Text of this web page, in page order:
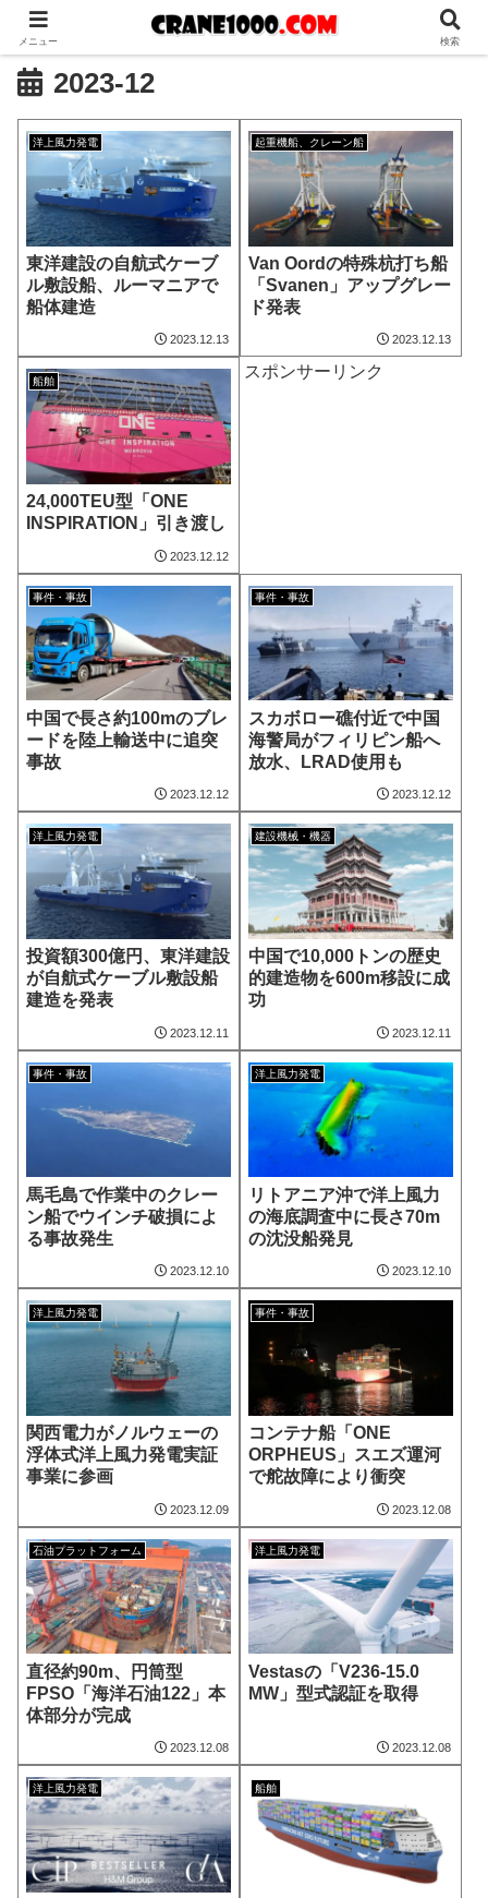
2023-12
洋上風力発電
東洋建設の自航式ケーブ
ル敷設船、ルーマニアで
船体建造
2023.12.13
起重機船、クレーン船
Van Oordの特殊杭打ち船
「Svanen」アップグレー
ド発表
2023.12.13
船舶
24,000TEU型「ONE
INSPIRATION」引き渡し
2023.12.12
スポンサーリンク
事件・事故
中国で長さ約100mのブレ
ードを陸上輸送中に追突
事故
2023.12.12
事件・事故
スカボロー礁付近で中国
海警局がフィリピン船へ
放水、LRAD使用も
2023.12.12
洋上風力発電
投資額300億円、東洋建設
が自航式ケーブル敷設船
建造を発表
2023.12.11
建設機械・機器
中国で10,000トンの歴史
的建造物を600m移設に成
功
2023.12.11
事件・事故
馬毛島で作業中のクレー
ン船でウインチ破損によ
る事故発生
2023.12.10
洋上風力発電
リトアニア沖で洋上風力
の海底調査中に長さ70m
の沈没船発見
2023.12.10
洋上風力発電
関西電力がノルウェーの
浮体式洋上風力発電実証
事業に参画
2023.12.09
事件・事故
コンテナ船「ONE
ORPHEUS」スエズ運河
で舵故障により衝突
2023.12.08
石油プラットフォーム
直径約90m、円筒型
FPSO「海洋石油122」本
体部分が完成
2023.12.08
洋上風力発電
Vestasの「V236-15.0
MW」型式認証を取得
2023.12.08
洋上風力発電 船舶
メニュー 検索